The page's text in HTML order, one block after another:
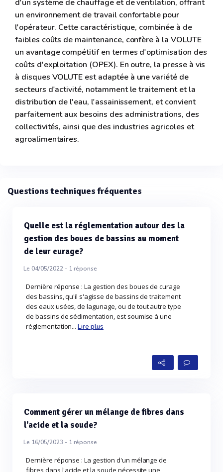
d'un système de chauffage et de ventilation, offrant
un environnement de travail confortable pour
l'opérateur. Cette caractéristique, combinée à de
faibles coûts de maintenance, confère à la VOLUTE
un avantage compétitif en termes d'optimisation des
coûts d'exploitation (OPEX). En outre, la presse à vis
à disques VOLUTE est adaptée à une variété de
secteurs d'activité, notamment le traitement et la
distribution de l'eau, l'assainissement, et convient
parfaitement aux besoins des administrations, des
collectivités, ainsi que des industries agricoles et
agroalimentaires.
Questions techniques fréquentes
Quelle est la réglementation autour des la
gestion des boues de bassins au moment
de leur curage?
Le 04/05/2022 - 1réponse
Dernière réponse : La gestion des boues de curage
des bassins, qu'il s'agisse de bassins de traitement
des eaux usées, de lagunage, ou de tout autre type
de bassins de sédimentation, est soumise à une
réglementation...Lire plus
Comment gérer un mélange de fibres dans
l'acide et la soude?
Le 16/05/2023 - 1réponse
Dernière réponse : La gestion d'un mélange de
fibres dans l'acide et la soude nécessite une